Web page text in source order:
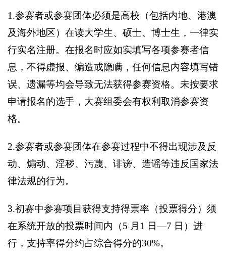
1.参赛者或参赛团体必须是高校（包括内地、港澳
及海外地区）在读大学生、硕士、博士生，一律实
行实名注册。在报名时应如实填写各项参赛者信
息，不得虚报、编造或隐瞒，任何信息内容填写错
误、遗漏等均会导致无法获得参赛资格。未按要求
申请报名的选手，大赛组委会有权利取消参赛资
格。
2.参赛者或参赛团体在参赛过程中不得出现涉及反
动、煽动、淫秽、污蔑、诽谤、造谣等违反国家法
律法规的行为。
3.初赛中参赛项目获得支持得票率（投票得分）须
在系统开放的投票时间内（5 月1 日—7 日）进
行，支持率得分约占综合得分的30%。